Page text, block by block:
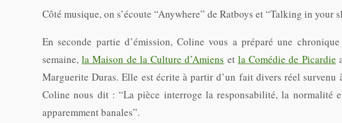
Côté musique, on s’écoute “Anywhere” de Ratboys et “Talking in your
En seconde partie d’émission, Coline vous a préparé une
semaine,la Maison de la Culture d’Amiens et la Comédie de Picardie
Marguerite Duras. Elle est écrite à partir d’un fait divers réel survenu
Coline nous dit : “La pièce interroge la responsabilité, la normalité
apparemment banales”.